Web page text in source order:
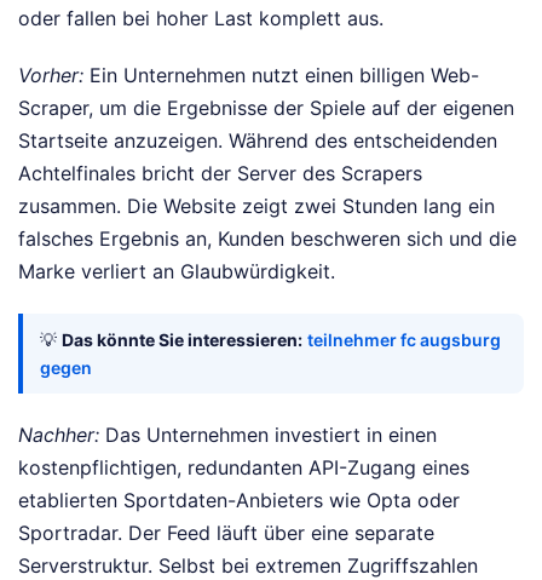
oder fallen bei hoher Last komplett aus.
Vorher: Ein Unternehmen nutzt einen billigen Web-
Scraper, um die Ergebnisse der Spiele auf der eigenen
Startseite anzuzeigen. Während des entscheidenden
Achtelfinales bricht der Server des Scrapers
zusammen. Die Website zeigt zwei Stunden lang ein
falsches Ergebnis an, Kunden beschweren sich und die
Marke verliert an Glaubwürdigkeit.
💡 Das könnte Sie interessieren: teilnehmer fc augsburg
gegen
Nachher: Das Unternehmen investiert in einen
kostenpflichtigen, redundanten API-Zugang eines
etablierten Sportdaten-Anbieters wie Opta oder
Sportradar. Der Feed läuft über eine separate
Serverstruktur. Selbst bei extremen Zugriffszahlen